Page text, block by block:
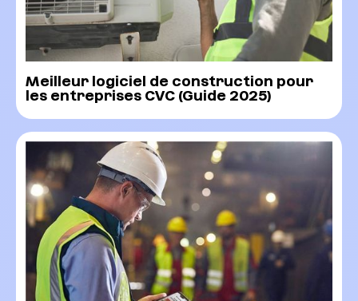
Meilleur logiciel de construction pour
les entreprises CVC (Guide 2025)